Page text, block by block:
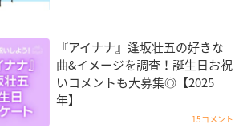
『アイナナ』逢坂壮五の好きな
曲&イメージを調査！誕生日お祝
いコメントも大募集◎【2025
年】
15コメント